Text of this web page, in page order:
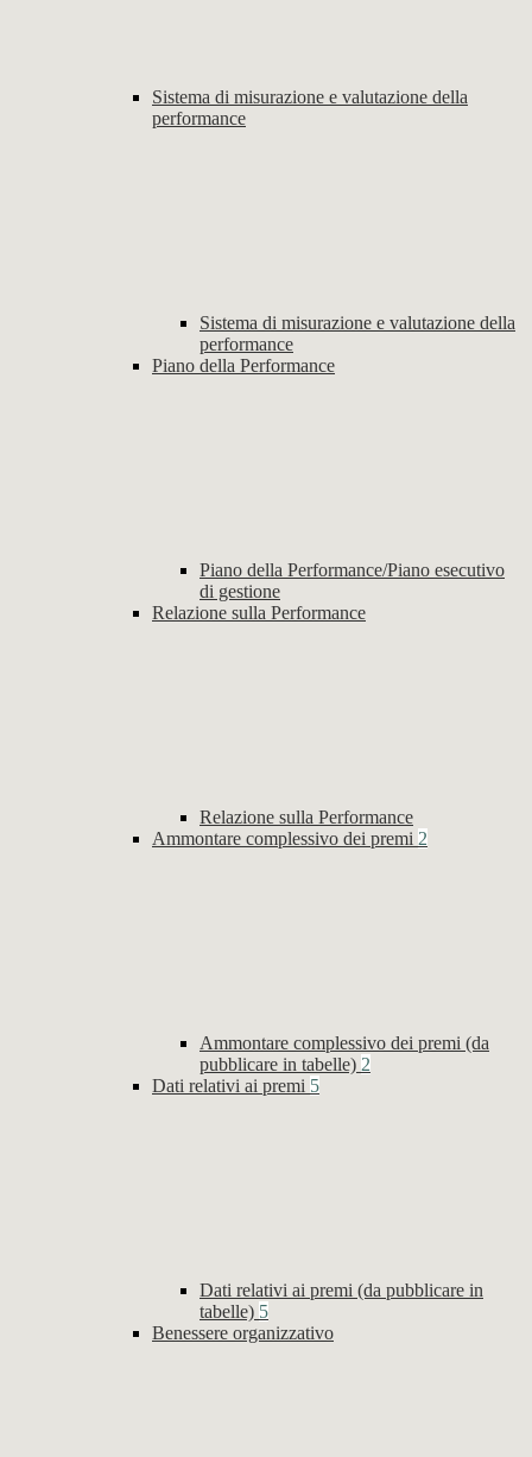
Sistema di misurazione e valutazione della
performance
Sistema di misurazione e valutazione della
performance
Piano della Performance
Piano della Performance/Piano esecutivo
di gestione
Relazione sulla Performance
Relazione sulla Performance
Ammontare complessivo dei premi 2
Ammontare complessivo dei premi (da
pubblicare in tabelle) 2
Dati relativi ai premi 5
Dati relativi ai premi (da pubblicare in
tabelle) 5
Benessere organizzativo